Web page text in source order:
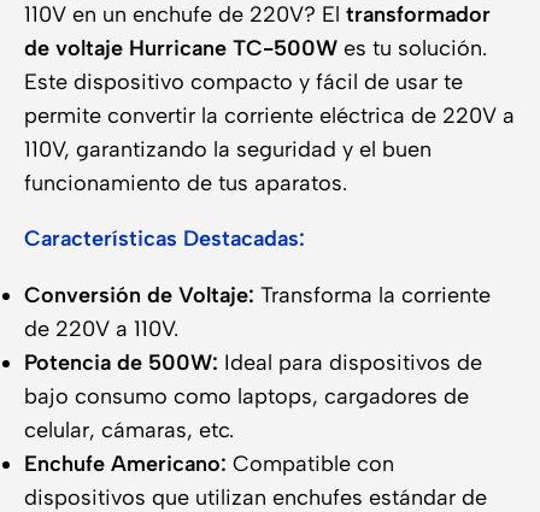
110V en un enchufe de 220V? El transformador
de voltaje Hurricane TC-500W es tu solución.
Este dispositivo compacto y fácil de usar te
permite convertir la corriente eléctrica de 220V a
110V, garantizando la seguridad y el buen
funcionamiento de tus aparatos.
Características Destacadas:
Conversión de Voltaje: Transforma la corriente
de 220V a 110V.
Potencia de 500W: Ideal para dispositivos de
bajo consumo como laptops, cargadores de
celular, cámaras, etc.
Enchufe Americano: Compatible con
dispositivos que utilizan enchufes estándar de